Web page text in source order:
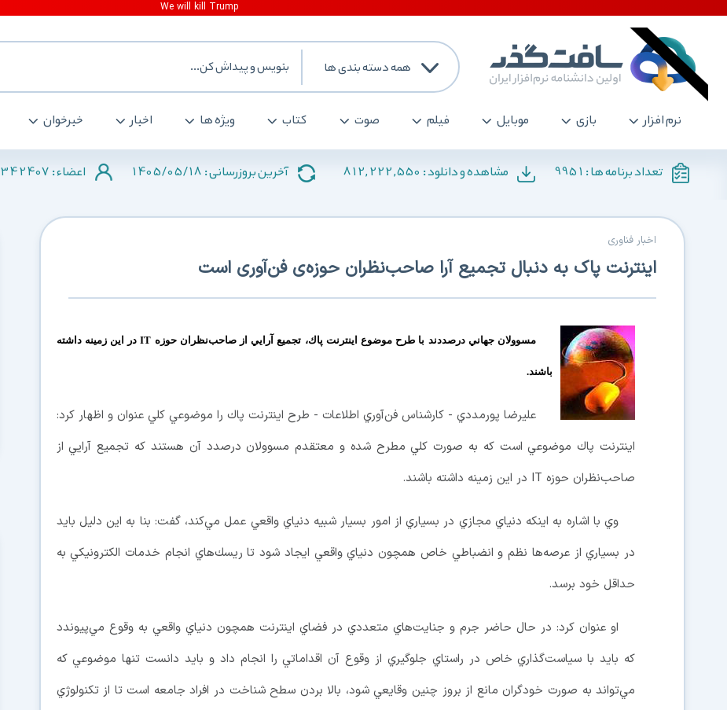
همه دسته بندی ها
نرم افزار بازی موبایل فیلم صوت کتاب ویژه ها اخبار خبرخوان
تعداد برنامه ها : 9951 مشاهده و دانلود : 812,222,550 آخرین بروزرسانی : 1405/05/18 اعضاء : 342407
اخبار فناوری
اینترنت پاک به دنبال تجمیع آرا صاحب‌نظران حوزه‌ی فن‌آوری است
مسوولان جهاني درصددند با طرح موضوع اينترنت پاك، تجميع آرايي از صاحب‌نظران حوزه IT در اين زمينه داشته
باشند.
عليرضا پورمددي - كارشناس فن‌آوري اطلاعات - طرح اينترنت پاك را موضوعي كلي عنوان و اظهار كرد:
اينترنت پاك موضوعي است كه به صورت كلي مطرح شده و معتقدم مسوولان درصدد آن هستند كه تجميع آرايي از
صاحب‌نظران حوزه IT در اين زمينه داشته باشند.
وي با اشاره به اينكه دنياي مجازي در بسياري از امور بسيار شبيه دنياي واقعي عمل مي‌كند، گفت: بنا به اين دليل بايد
در بسياري از عرصه‌ها نظم و انضباطي خاص همچون دنياي واقعي ايجاد شود تا ريسك‌هاي انجام خدمات الكترونيكي به
حداقل خود برسد.
او عنوان كرد: در حال حاضر جرم و جنايت‌هاي متعددي در فضاي اينترنت همچون دنياي واقعي به وقوع مي‌پيوندد
كه بايد با سياست‌گذاري خاص در راستاي جلوگيري از وقوع آن اقداماتي را انجام داد و بايد دانست تنها موضوعي كه
مي‌تواند به صورت خودگران مانع از بروز چنين وقايعي شود، بالا بردن سطح شناخت در افراد جامعه است تا از تكنولوژي